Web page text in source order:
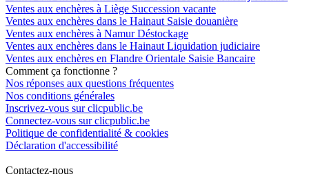
Ventes aux enchères à Liège Succession vacante
Ventes aux enchères dans le Hainaut Saisie douanière
Ventes aux enchères à Namur Déstockage
Ventes aux enchères dans le Hainaut Liquidation judiciaire
Ventes aux enchères en Flandre Orientale Saisie Bancaire
Comment ça fonctionne ?
Nos réponses aux questions fréquentes
Nos conditions générales
Inscrivez-vous sur clicpublic.be
Connectez-vous sur clicpublic.be
Politique de confidentialité & cookies
Déclaration d'accessibilité
Contactez-nous